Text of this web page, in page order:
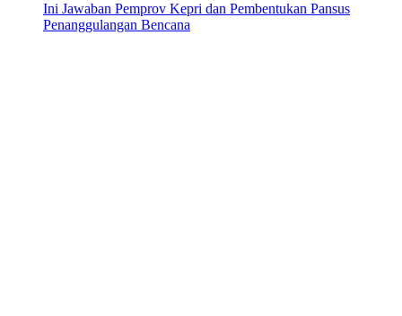
Ini Jawaban Pemprov Kepri dan Pembentukan Pansus
Penanggulangan Bencana